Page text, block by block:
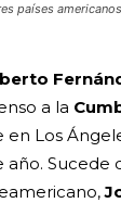
países
a la
Los
año. Sucede